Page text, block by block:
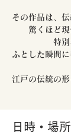
その作品は、
驚くほど現
特別
ふとした瞬間
江戸の伝統の
日時・場所